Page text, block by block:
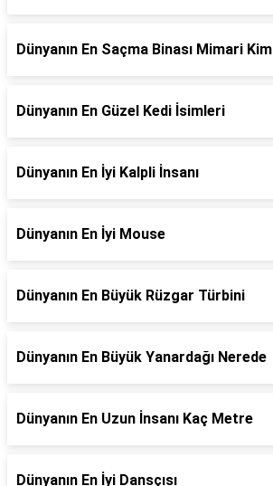
Dünyanın En Saçma Binası Mimari Kim
Dünyanın En Güzel Kedi İsimleri
Dünyanın En İyi Kalpli İnsanı
Dünyanın En İyi Mouse
Dünyanın En Büyük Rüzgar Türbini
Dünyanın En Büyük Yanardağı Nerede
Dünyanın En Uzun İnsanı Kaç Metre
Dünyanın En İyi Dansçısı